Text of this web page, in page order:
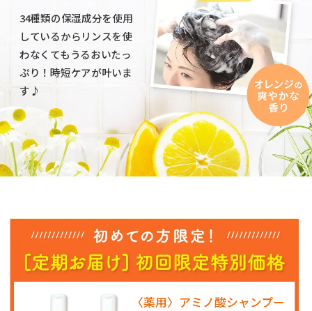
34種類の保湿成分を使用
しているからリンスを使
わなくてもうるおいたっ
ぷり！時短ケアが叶いま
す♪
〈薬用〉アミノ酸シャンプー